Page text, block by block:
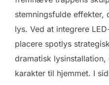
stemningsfulde effekter,
lys. Ved at integrere
placere spotlys
dramatisk
karakter til hjemmet. I